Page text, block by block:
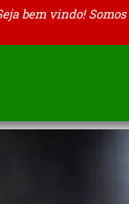
bem vindo!